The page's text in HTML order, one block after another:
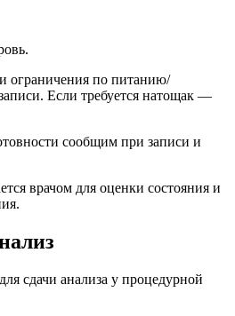
ограничения по питанию/
Если требуется натощак —
сообщим при записи и
врачом для оценки состояния и
сдачи анализа у процедурной